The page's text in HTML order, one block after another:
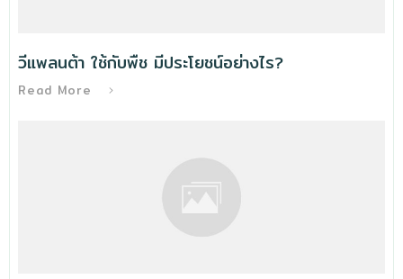
วีแพลนต้า ใช้กับพืช มีประโยชน์อย่างไร?
Read More